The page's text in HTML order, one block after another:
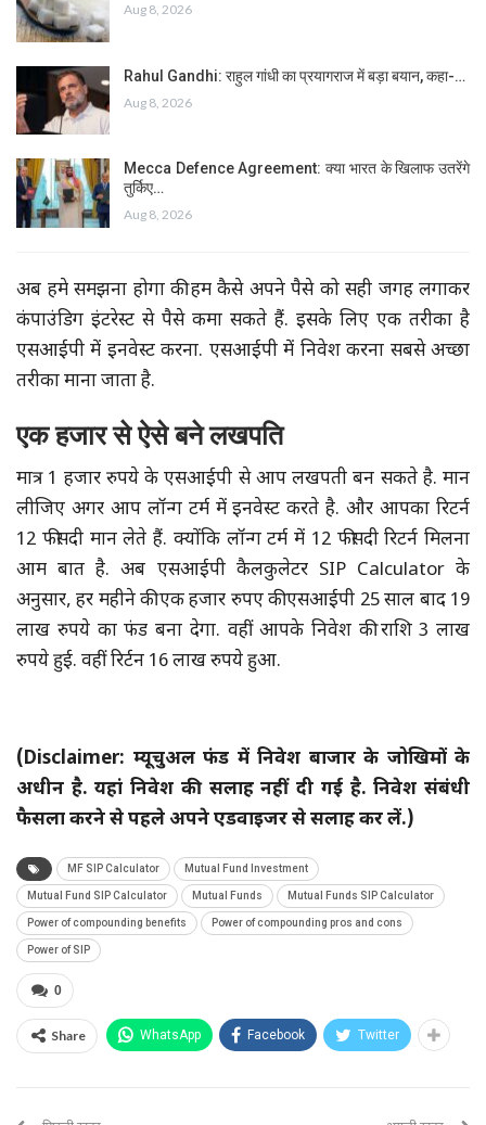
Aug 8, 2026
Rahul Gandhi: राहुल गांधी का प्रयागराज में बड़ा बयान, कहा-…
Aug 8, 2026
Mecca Defence Agreement: क्या भारत के खिलाफ उतरेंगे
तुर्किए…
Aug 8, 2026
अब हमे समझना होगा की हम कैसे अपने पैसे को सही जगह लगाकर
कंपाउंडिग इंटरेस्ट से पैसे कमा सकते हैं. इसके लिए एक तरीका है
एसआईपी में इनवेस्ट करना. एसआईपी में निवेश करना सबसे अच्छा
तरीका माना जाता है.
एक हजार से ऐसे बने लखपति
मात्र 1 हजार रुपये के एसआईपी से आप लखपती बन सकते है. मान
लीजिए अगर आप लॉन्ग टर्म में इनवेस्ट करते है. और आपका रिटर्न
12 फीसदी मान लेते हैं. क्योंकि लॉन्ग टर्म में 12 फीसदी रिटर्न मिलना
आम बात है. अब एसआईपी कैलकुलेटर SIP Calculator के
अनुसार, हर महीने की एक हजार रुपए की एसआईपी 25 साल बाद 19
लाख रुपये का फंड बना देगा. वहीं आपके निवेश की राशि 3 लाख
रुपये हुई. वहीं रिर्टन 16 लाख रुपये हुआ.
(Disclaimer: म्‍यूचुअल फंड में निवेश बाजार के जोखिमों के
अधीन है. यहां निवेश की सलाह नहीं दी गई है. निवेश संबंधी
फैसला करने से पहले अपने एडवाइजर से सलाह कर लें.)
MF SIP Calculator Mutual Fund Investment
Mutual Fund SIP Calculator Mutual Funds Mutual Funds SIP Calculator
Power of compounding benefits Power of compounding pros and cons
Power of SIP
0
Share WhatsApp Facebook Twitter